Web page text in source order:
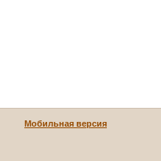
Мобильная версия